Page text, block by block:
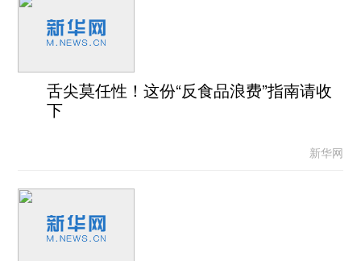
舌尖莫任性！这份“反食品浪费”指南请收
下
新华网